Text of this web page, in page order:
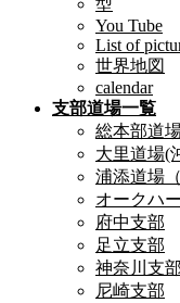
型
You Tube
List of
世界地図
calendar
支部道場一覧
総本部道
大里道場(
浦添道場
オークハ
府中支部
足立支部
神奈川支部
尼崎支部